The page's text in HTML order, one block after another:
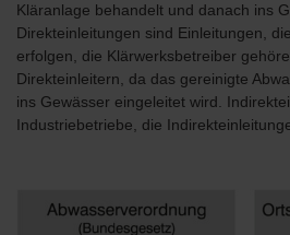
Kläranlage behandelt und danach ins
Direkteinleitungen sind Einleitungen,
erfolgen, die Klärwerksbetreiber
Direkteinleitern, da das gereinigte
ins Gewässer eingeleitet wird.
Industriebetriebe, die